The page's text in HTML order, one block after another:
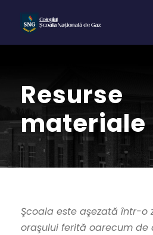
Resurse
materiale
Şcoala este aşezată într-o
oraşului ferită oarecum de